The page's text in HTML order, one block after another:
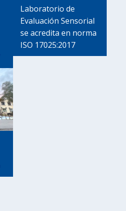
Laboratorio de
Evaluación Sensorial
se acredita en norma
ISO 17025:2017